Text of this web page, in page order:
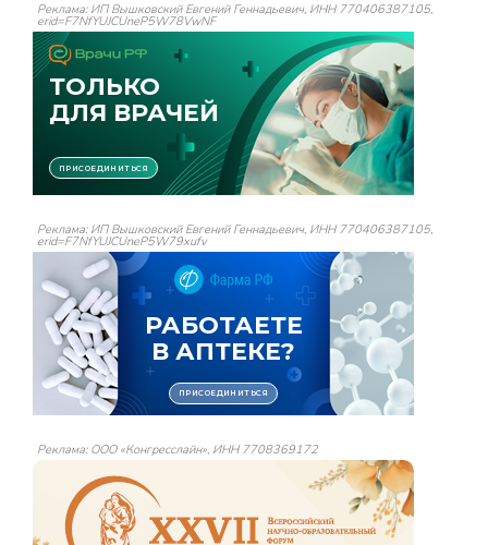
Реклама: ИП Вышковский Евгений Геннадьевич, ИНН 770406387105,
erid=F7NfYUJCUneP5W78VwNF
Реклама: ИП Вышковский Евгений Геннадьевич, ИНН 770406387105,
erid=F7NfYUJCUneP5W79xufv
Реклама: ООО «Конгресслайн», ИНН 7708369172